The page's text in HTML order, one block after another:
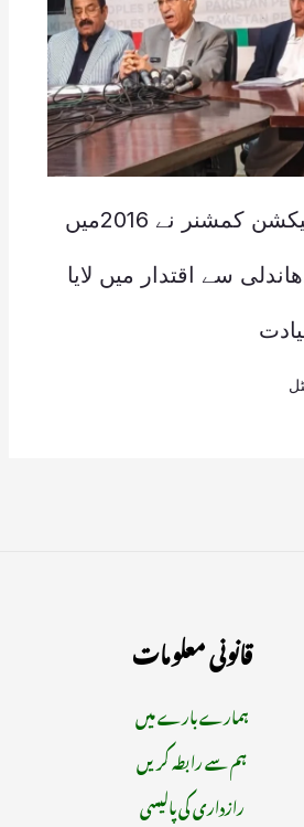
موجودہ چیف الیکشن کمشنر نے 2016میں
سے اقتدار میں لایا
قانونی معلومات
ہمارے بارے میں
ہم سے رابطہ کریں
رازداری کی پالیسی